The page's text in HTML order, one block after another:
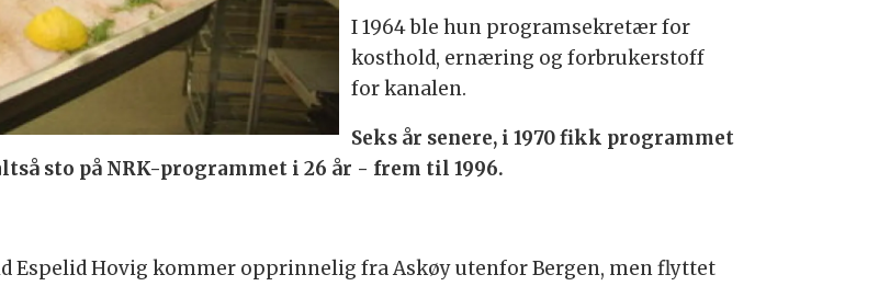
I 1964 ble hun programsekretær for
kosthold, ernæring og forbrukerstoff
for kanalen.
Seks år senere, i 1970 fikk programmet
sto på NRK-programmet i 26 år - frem til 1996.
Espelid Hovig kommer opprinnelig fra Askøy utenfor Bergen, men flyttet